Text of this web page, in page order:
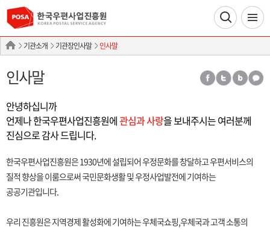
기관소개 기관장인사말 인사말
인사말
안녕하십니까
언제나 한국우편사업진흥원에관심과 사랑을 보내주시는 여러분께
진심으로 감사 드립니다.
한국우편사업진흥원은 1930년에 설립되어 우정문화를 창달하고 우편서비스의
질적 향상을 이룸으로써 국민문화생활 및 우정사업발전에 기여하는
공공기관입니다.
우리 진흥원은 지역경제 활성화에 기여하는 우체국쇼핑,우체국과 고객 소통의